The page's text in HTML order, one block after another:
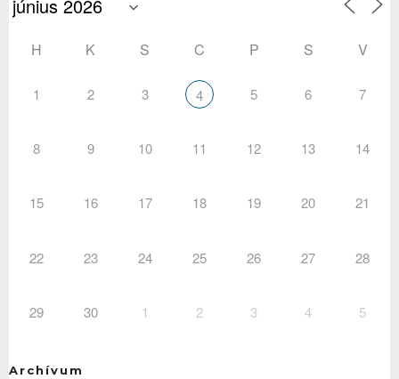
H K S C P S V
1 2 3 4 5 6 7
8 9 10 11 12 13 14
15 16 17 18 19 20 21
22 23 24 25 26 27 28
29 30 1 2 3 4 5
Archívum